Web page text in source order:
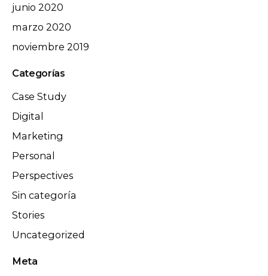
junio 2020
marzo 2020
noviembre 2019
Categorías
Case Study
Digital
Marketing
Personal
Perspectives
Sin categoría
Stories
Uncategorized
Meta